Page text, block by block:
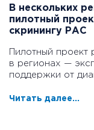
В нескольких
пилотный
скринингу РАС
Пилотный проект
в регионах —
поддержки от
Читать далее...